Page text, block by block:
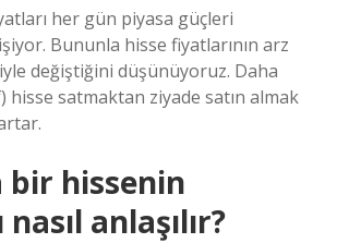
her gün piyasa güçleri
Bununla hisse fiyatlarının arz
değiştiğini düşünüyoruz. Daha
hisse satmaktan ziyade satın almak
bir hissenin
anlaşılır?